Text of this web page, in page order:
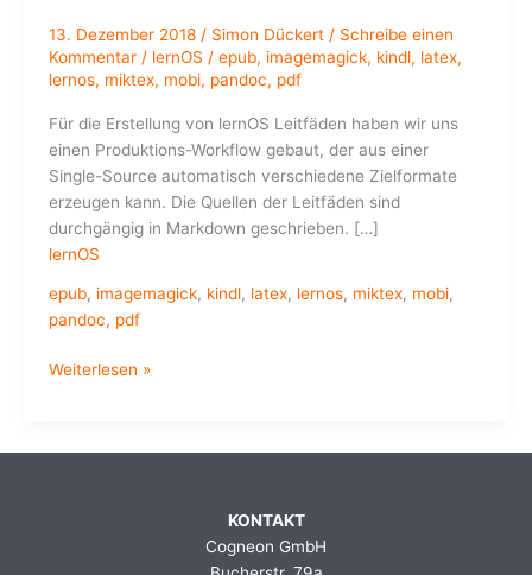
13. Dezember 2018 / Simon Dückert / Schreibe einen
Kommentar / lernOS / epub, imagemagick, kindl, latex,
lernos, miktex, mobi, pandoc, pdf
Für die Erstellung von lernOS Leitfäden haben wir uns
einen Produktions-Workflow gebaut, der aus einer
Single-Source automatisch verschiedene Zielformate
erzeugen kann. Die Quellen der Leitfäden sind
durchgängig in Markdown geschrieben. […]
lernOS
epub, imagemagick, kindl, latex, lernos, miktex, mobi,
pandoc, pdf
Neuer
Weiterlesen »
KONTAKT
Cogneon GmbH